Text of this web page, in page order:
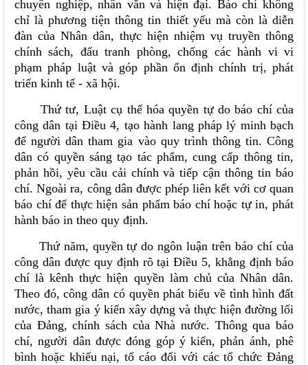
chuyên nghiệp, nhân văn và hiện đại. Báo chí không
chỉ là phương tiện thông tin thiết yếu mà còn là diễn
đàn của Nhân dân, thực hiện nhiệm vụ truyền thông
chính sách, đấu tranh phòng, chống các hành vi vi
phạm pháp luật và góp phần ổn định chính trị, phát
triển kinh tế - xã hội.
Thứ tư, Luật cụ thể hóa quyền tự do báo chí của
công dân tại Điều 4, tạo hành lang pháp lý minh bạch
để người dân tham gia vào quy trình thông tin. Công
dân có quyền sáng tạo tác phẩm, cung cấp thông tin,
phản hồi, yêu cầu cải chính và tiếp cận thông tin báo
chí. Ngoài ra, công dân được phép liên kết với cơ quan
báo chí để thực hiện sản phẩm báo chí hoặc tự in, phát
hành báo in theo quy định.
Thứ năm, quyền tự do ngôn luận trên báo chí của
công dân được quy định rõ tại Điều 5, khẳng định báo
chí là kênh thực hiện quyền làm chủ của Nhân dân.
Theo đó, công dân có quyền phát biểu về tình hình đất
nước, tham gia ý kiến xây dựng và thực hiện đường lối
của Đảng, chính sách của Nhà nước. Thông qua báo
chí, người dân được đóng góp ý kiến, phản ánh, phê
bình hoặc khiếu nại, tố cáo đối với các tổ chức Đảng